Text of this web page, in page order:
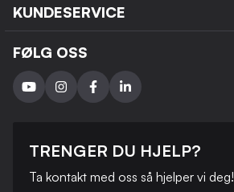
KUNDESERVICE
FØLG OSS
TRENGER DU HJELP?
Ta kontakt med oss ​​så hjelper vi deg!